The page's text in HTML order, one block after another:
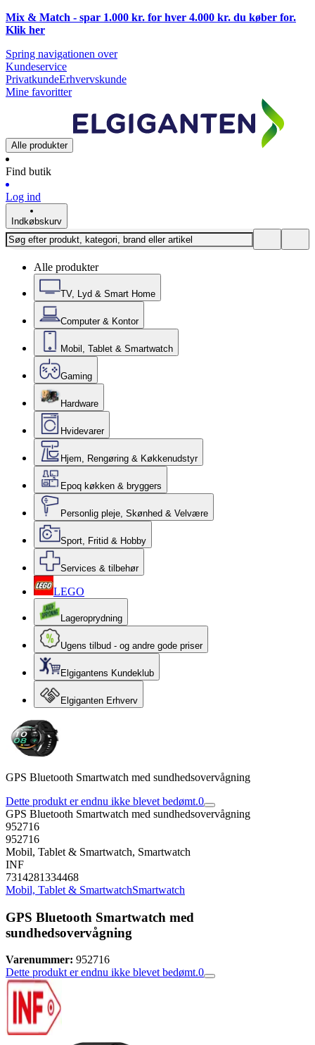
Mix & Match - spar 1.000 kr. for hver 4.000 kr. du køber for.
Klik her
Spring navigationen over
Kundeservice
PrivatkundeErhvervskunde
Mine favoritter
Alle produkter
Find butik
Log ind
Indkøbskurv
Alle produkter
TV, Lyd & Smart Home
Computer & Kontor
Mobil, Tablet & Smartwatch
Gaming
Hardware
Hvidevarer
Hjem, Rengøring & Køkkenudstyr
Epoq køkken & bryggers
Personlig pleje, Skønhed & Velvære
Sport, Fritid & Hobby
Services & tilbehør
LEGO
Lageroprydning
Ugens tilbud - og andre gode priser
Elgigantens Kundeklub
Elgiganten Erhverv
GPS Bluetooth Smartwatch med sundhedsovervågning
Dette produkt er endnu ikke blevet bedømt.0
GPS Bluetooth Smartwatch med sundhedsovervågning
952716
952716
Mobil, Tablet & Smartwatch, Smartwatch
INF
7314281334468
Mobil, Tablet & SmartwatchSmartwatch
GPS Bluetooth Smartwatch med
sundhedsovervågning
Varenummer: 952716
Dette produkt er endnu ikke blevet bedømt.0